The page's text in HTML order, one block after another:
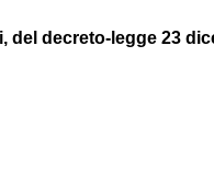
decreto-legge 23